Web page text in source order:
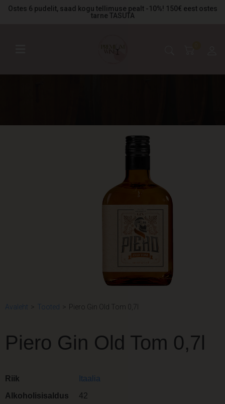
Ostes 6 pudelit, saad kogu tellimuse pealt -10%! 150€ eest ostes
tarne TASUTA
Avaleht > Tooted > Piero Gin Old Tom 0,7l
Piero Gin Old Tom 0,7l
Riik
Itaalia
Alkoholisisaldus
42